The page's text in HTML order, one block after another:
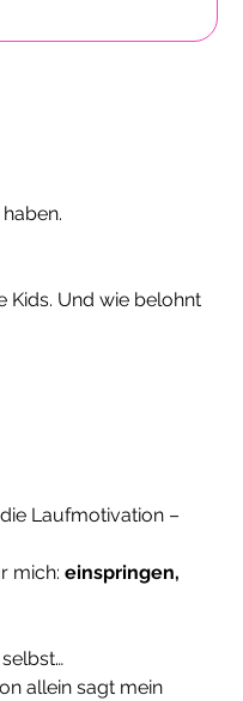
Kids. Und wie belohnt
Laufmotivation –
mich: einspringen,
allein sagt mein